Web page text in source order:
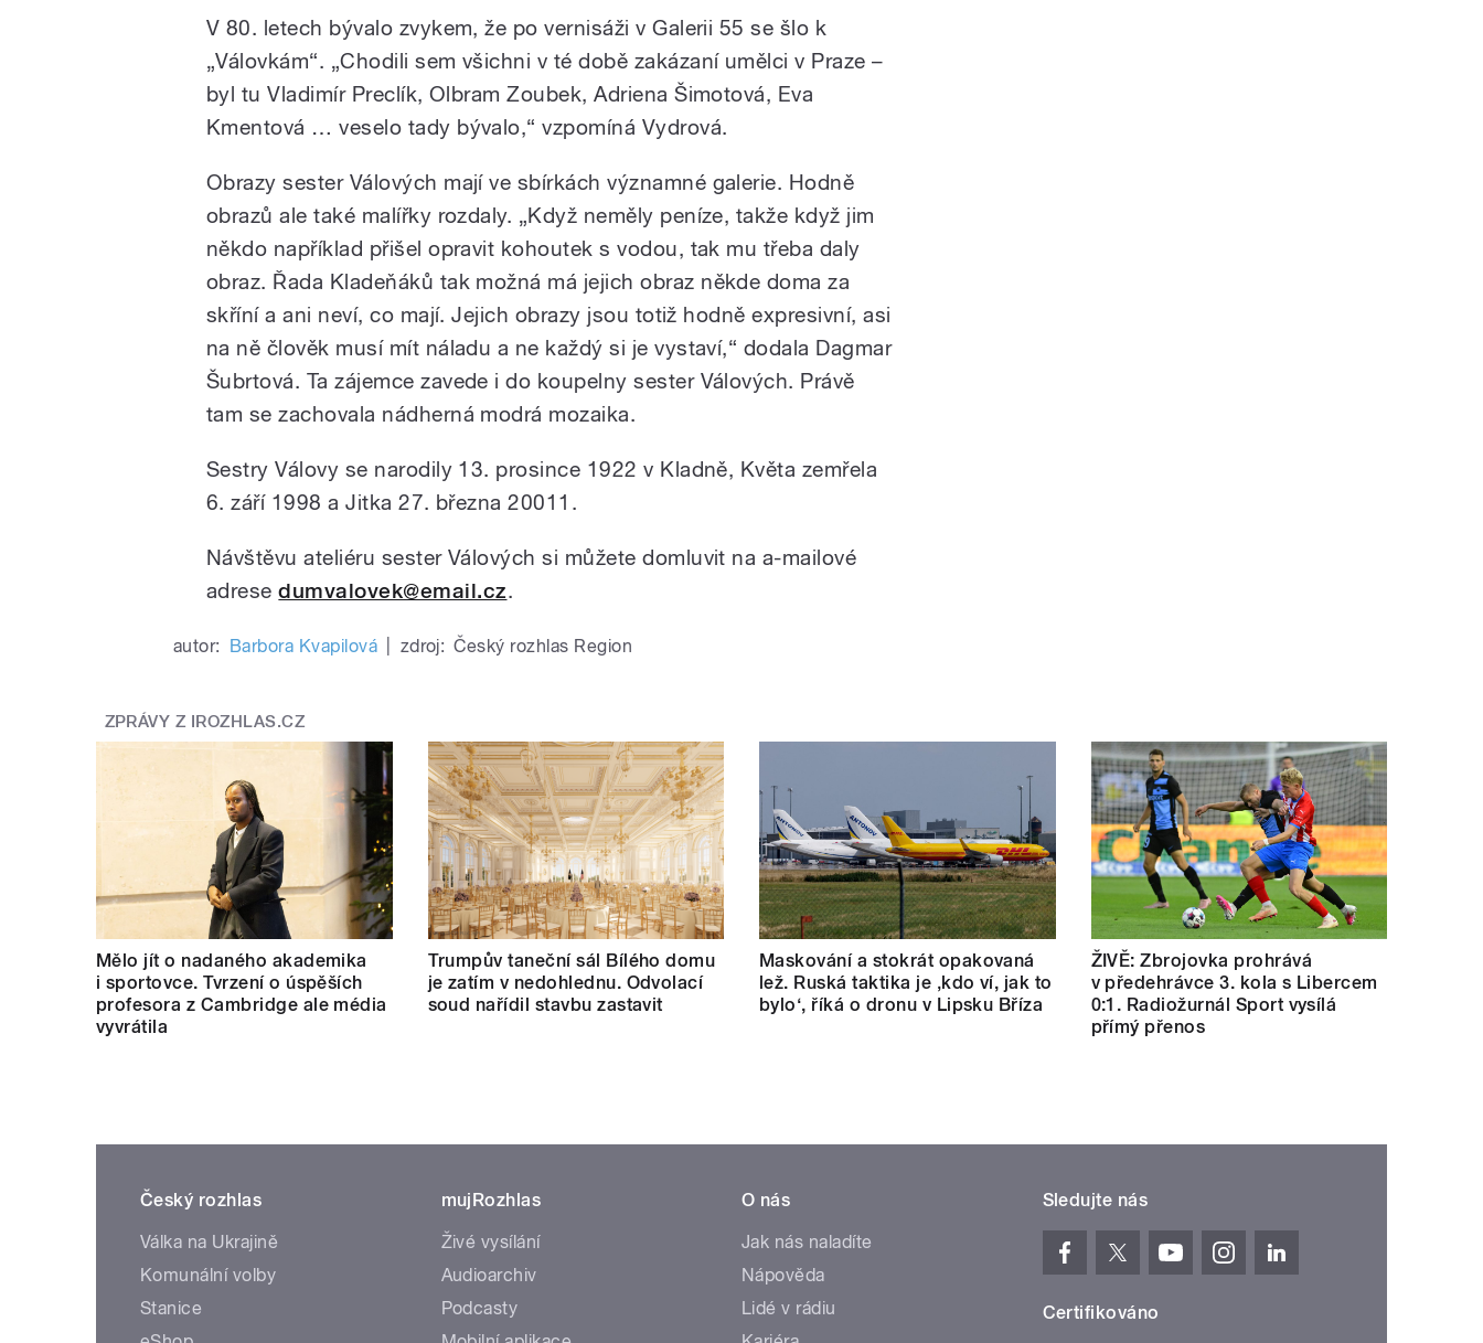
V 80. letech bývalo zvykem, že po vernisáži v Galerii 55 se šlo k
„Válovkám“. „Chodili sem všichni v té době zakázaní umělci v Praze –
byl tu Vladimír Preclík, Olbram Zoubek, Adriena Šimotová, Eva
Kmentová … veselo tady bývalo,“ vzpomíná Vydrová.
Obrazy sester Válových mají ve sbírkách významné galerie. Hodně
obrazů ale také malířky rozdaly. „Když neměly peníze, takže když jim
někdo například přišel opravit kohoutek s vodou, tak mu třeba daly
obraz. Řada Kladeňáků tak možná má jejich obraz někde doma za
skříní a ani neví, co mají. Jejich obrazy jsou totiž hodně expresivní, asi
na ně člověk musí mít náladu a ne každý si je vystaví,“ dodala Dagmar
Šubrtová. Ta zájemce zavede i do koupelny sester Válových. Právě
tam se zachovala nádherná modrá mozaika.
Sestry Válovy se narodily 13. prosince 1922 v Kladně, Květa zemřela
6. září 1998 a Jitka 27. března 20011.
Návštěvu ateliéru sester Válových si můžete domluvit na a-mailové
adresedumvalovek@email.cz.
autor: Barbora Kvapilová zdroj: Český rozhlas Region
ZPRÁVY Z IROZHLAS.CZ
Mělo jít o nadaného akademika
i sportovce. Tvrzení o úspěších
profesora z Cambridge ale média
vyvrátila
Trumpův taneční sál Bílého domu
je zatím v nedohlednu. Odvolací
soud nařídil stavbu zastavit
Maskování a stokrát opakovaná
lež. Ruská taktika je ‚kdo ví, jak to
bylo‘, říká o dronu v Lipsku Bříza
ŽIVĚ: Zbrojovka prohrává
v předehrávce 3. kola s Libercem
0:1. Radiožurnál Sport vysílá
přímý přenos
Český rozhlas
Válka na Ukrajině
Komunální volby
Stanice
mujRozhlas
Živé vysílání
Audioarchiv
Podcasty
O nás
Jak nás naladíte
Nápověda
Lidé v rádiu
Sledujte nás
Certifikováno